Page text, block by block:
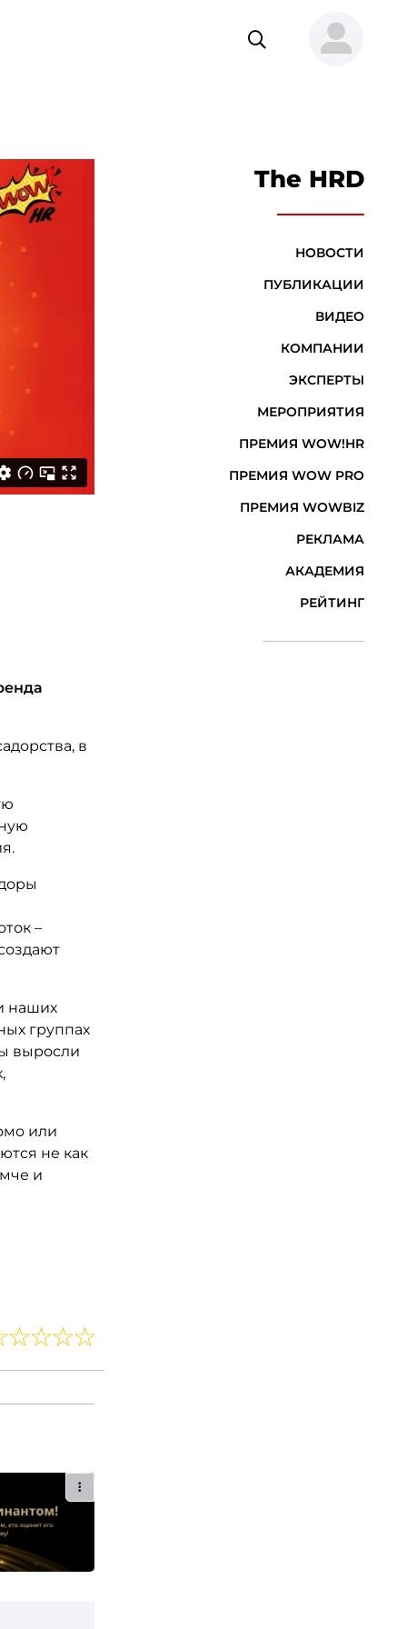
в
–
наших
группах
выросли
или
не как
и
The HRD
НОВОСТИ
ПУБЛИКАЦИИ
ВИДЕО
КОМПАНИИ
ЭКСПЕРТЫ
МЕРОПРИЯТИЯ
ПРЕМИЯ WOW!HR
ПРЕМИЯ WOW PRO
ПРЕМИЯ WOWBIZ
РЕКЛАМА
АКАДЕМИЯ
РЕЙТИНГ